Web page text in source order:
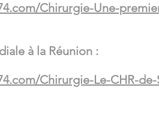
Chirurgie-Une-
à la Réunion :
Chirurgie-Le-CHR-